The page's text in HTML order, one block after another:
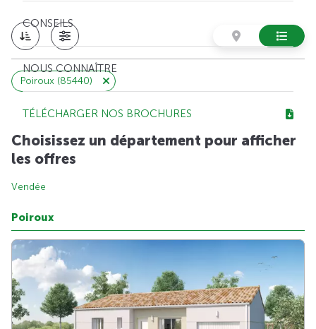
CONSEILS
NOUS CONNAÎTRE
TÉLÉCHARGER NOS BROCHURES
Poiroux (85440)
Choisissez un département pour afficher
les offres
Vendée
Poiroux